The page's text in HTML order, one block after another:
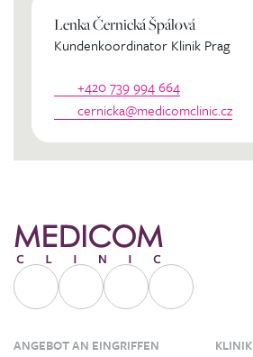
Lenka Černická Špálová
Kundenkoordinator Klinik Prag
+420 739 994 664
cernicka@medicomclinic.cz
ANGEBOT AN EINGRIFFEN KLINIK